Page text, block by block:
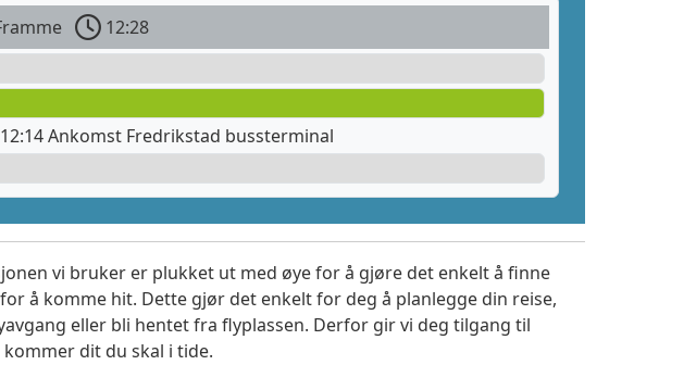
12:28
12:14 Ankomst Fredrikstad bussterminal
vi bruker er plukket ut med øye for å gjøre det enkelt å finne
å komme hit. Dette gjør det enkelt for deg å planlegge din reise,
eller bli hentet fra flyplassen. Derfor gir vi deg tilgang til
dit du skal i tide.